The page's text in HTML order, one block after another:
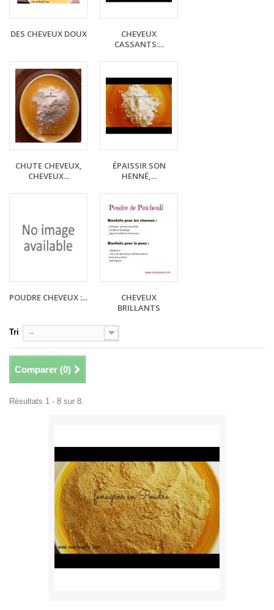
DES CHEVEUX DOUX
CHEVEUX
CASSANTS:...
CHUTE CHEVEUX,
CHEVEUX...
ÉPAISSIR SON
HENNÉ,...
POUDRE CHEVEUX :...
CHEVEUX
BRILLANTS
Tri --
Comparer (0)
Résultats 1 - 8 sur 8.